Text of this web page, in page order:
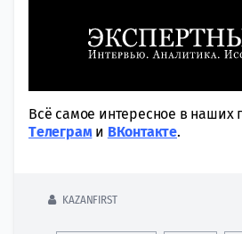
Всё самое интересное в наших
Tелеграми ВКонтакте.
KAZANFIRST